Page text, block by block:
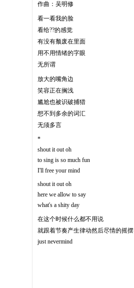
作曲：吴明修
看一看我的脸
看给??的感觉
有没有颓废在里面
用不用情绪的字眼
无所谓
放大的嘴角边
笑容正在搁浅
尴尬也被识破捕猎
想不到多余的词汇
无须多言
*
shout it out oh
to sing is so much fun
I'll free your mind
shout it out oh
here we allow to say
what's a shity day
在这个时候什么都不用说
就跟着节奏产生律动然后尽情的摇摆
just nevermind